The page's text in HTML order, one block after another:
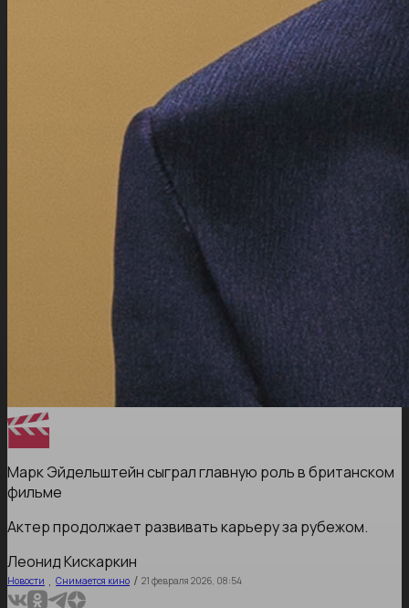
Марк Эйдельштейн сыграл главную роль в британском
фильме
Актер продолжает развивать карьеру за рубежом.
Леонид Кискаркин
Новости , Снимается кино / 21 февраля 2026, 08:54